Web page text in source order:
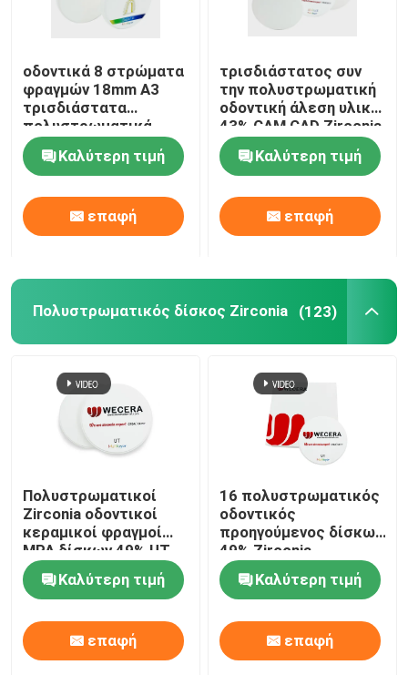
CAM Zirconia CAD
Οδοντικός δίσκος Zirconia
Οξείδιο ζιρκονίου κεραμικό
τρισδιάστατο υπέρ Zirconia
οδοντικά 8 στρώματα
φραγμών 18mm A3
τρισδιάστατα
πολυστρωματικά
Zirconia με τη δύναμη
1200MpaΚαλύτερη τιμή
επαφή
τρισδιάστατος συν
την πολυστρωματική
οδοντική άλεση υλικό
43% CAM CAD Zirconia
- Translucency 57%
Καλύτερη τιμή
επαφή
Πολυστρωματικός δίσκος Zirconia (123)
Πολυστρωματικοί
Zirconia οδοντικοί
κεραμικοί φραγμοί
MPA δίσκων 49% UT
εξαιρετικά διαφανείς
600 Καλύτερη τιμή
επαφή
16 πολυστρωματικός
οδοντικός
προηγούμενος δίσκων
49% Zirconia
χρωμάτων διαφανής
εξαιρετικά
Καλύτερη τιμή
επαφή